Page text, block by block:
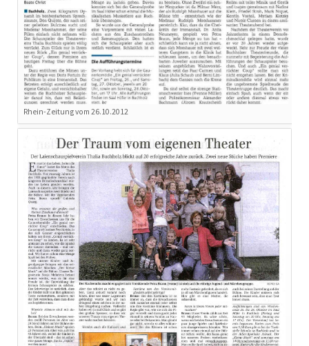
Rhein-Zeitung vom 26.10.2012